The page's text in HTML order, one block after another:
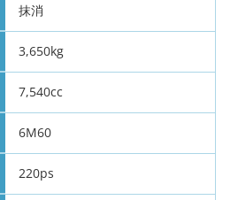
抹消
3,650kg
7,540cc
6M60
220ps